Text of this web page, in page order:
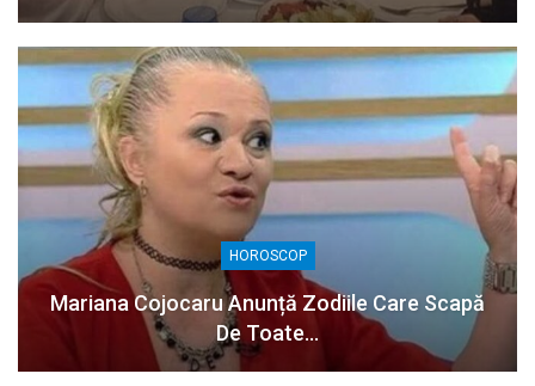
HOROSCOP
Mariana Cojocaru Anunță Zodiile Care Scapă
De Toate…